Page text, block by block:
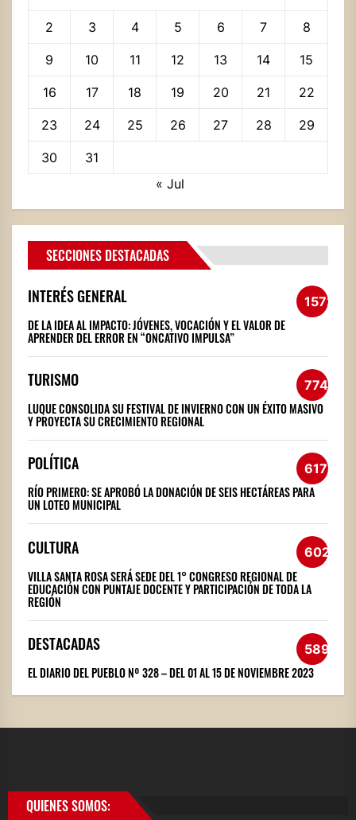
2 3 4 5 6 7 8
9 10 11 12 13 14 15
16 17 18 19 20 21 22
23 24 25 26 27 28 29
30
31
« Jul
SECCIONES DESTACADAS
INTERÉS GENERAL 1572
DE LA IDEA AL IMPACTO: JÓVENES, VOCACIÓN Y EL VALOR DE
APRENDER DEL ERROR EN “ONCATIVO IMPULSA”
TURISMO 774
LUQUE CONSOLIDA SU FESTIVAL DE INVIERNO CON UN ÉXITO MASIVO
Y PROYECTA SU CRECIMIENTO REGIONAL
POLÍTICA 617
RÍO PRIMERO: SE APROBÓ LA DONACIÓN DE SEIS HECTÁREAS PARA
UN LOTEO MUNICIPAL
CULTURA 602
VILLA SANTA ROSA SERÁ SEDE DEL 1° CONGRESO REGIONAL DE
EDUCACIÓN CON PUNTAJE DOCENTE Y PARTICIPACIÓN DE TODA LA
REGIÓN
DESTACADAS 589
EL DIARIO DEL PUEBLO Nº 328 – DEL 01 AL 15 DE NOVIEMBRE 2023
QUIENES SOMOS: